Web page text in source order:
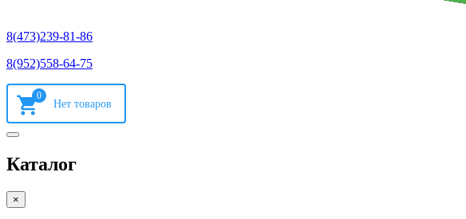
8(473)239-81-86
8(952)558-64-75
0
Каталог
×